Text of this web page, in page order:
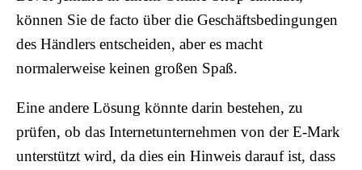
können Sie de facto über die Geschäftsbedingungen
des Händlers entscheiden, aber es macht
normalerweise keinen großen Spaß.
Eine andere Lösung könnte darin bestehen, zu
prüfen, ob das Internetunternehmen von der E-Mark
unterstützt wird, da dies ein Hinweis darauf ist, dass